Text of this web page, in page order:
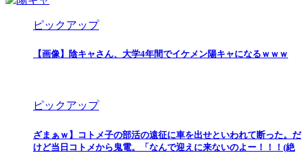
ピックアップ
【画像】陰キャさん、大学4年間でイケメン陽キャになるｗｗｗ
ピックアップ
ざまぁｗ】コトメ子の部活の遠征に車を出せといわれて断った。だ
けど当日コトメから鬼電。「なんで迎えに来ないのよー！！！(絶